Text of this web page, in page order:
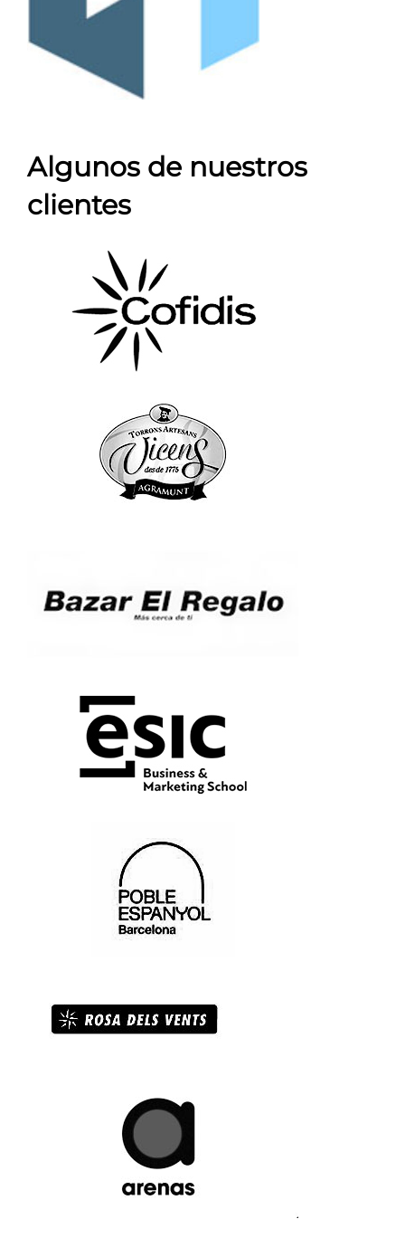
Algunos de nuestros
clientes